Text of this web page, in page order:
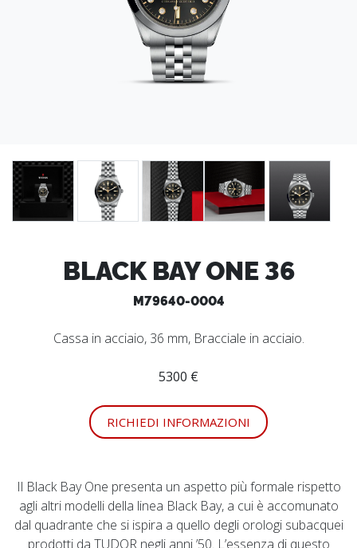
BLACK BAY ONE 36
M79640-0004
Cassa in acciaio, 36 mm, Bracciale in acciaio.
5300 €
RICHIEDI INFORMAZIONI
Il Black Bay One presenta un aspetto più formale rispetto
agli altri modelli della linea Black Bay, a cui è accomunato
dal quadrante che si ispira a quello degli orologi subacquei
prodotti da TUDOR negli anni ’50. L’essenza di questo